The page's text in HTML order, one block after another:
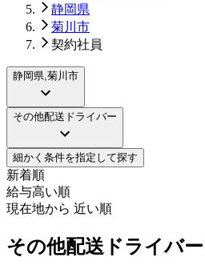
静岡県
菊川市
契約社員
静岡県,菊川市
その他配送ドライバー
細かく条件を指定して探す
新着順
給与高い順
現在地から 近い順
その他配送ドライバ